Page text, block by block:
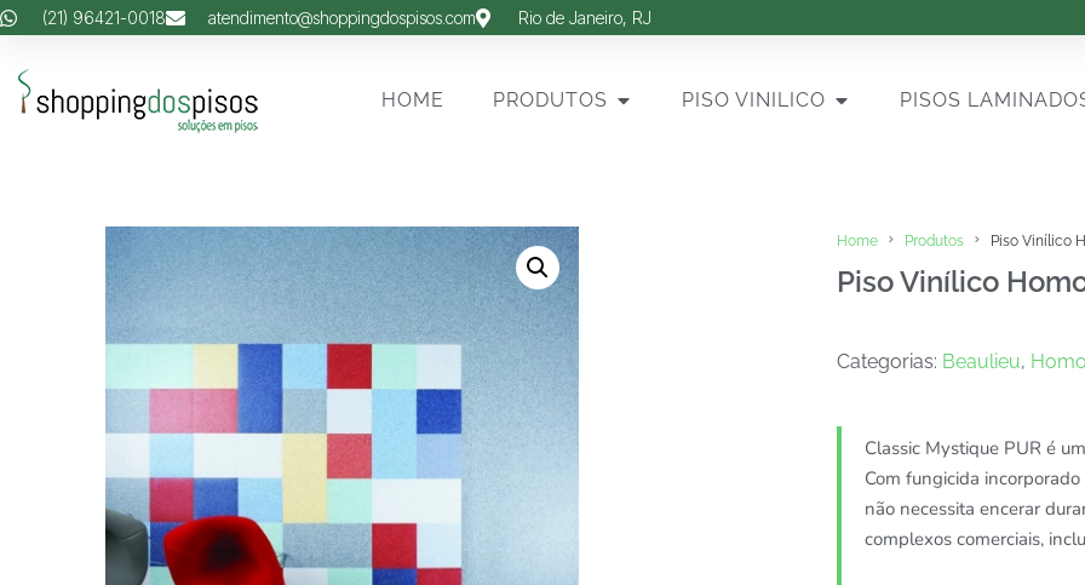
(21) 96421-0018 atendimento@shoppingdospisos.com Rio de Janeiro, RJ
HOME PRODUTOS PISO VINILICO PISOS
Home Produtos Piso Vinílico
Piso Vinílico
Categorias: Beaulieu,
Classic Mystique PUR é
Com fungicida
não necessita encerar
complexos comerciais,